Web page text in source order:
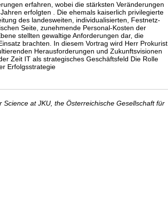
erfahren, wobei die stärksten Veränderungen
erfolgten . Die ehemals kaiserlich privilegierte
des landesweiten, individualisierten, Festnetz-
Seite, zunehmende Personal-Kosten der
stellten gewaltige Anforderungen dar, die
brachten. In diesem Vortrag wird Herr Prokurist
Herausforderungen und Zukunftsvisionen
Zeit IT als strategisches Geschäftsfeld Die Rolle
Erfolgsstrategie
at JKU, the Österreichische Gesellschaft für